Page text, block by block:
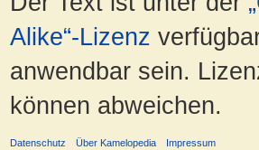
Alike“-Lizenz
anwendbar sein.
können abweichen.
Datenschutz Über Kamelopedia Impressum